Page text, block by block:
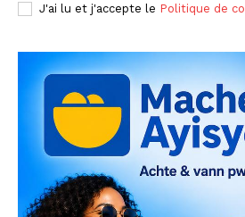
J'ai lu et j'accepte le Politique de